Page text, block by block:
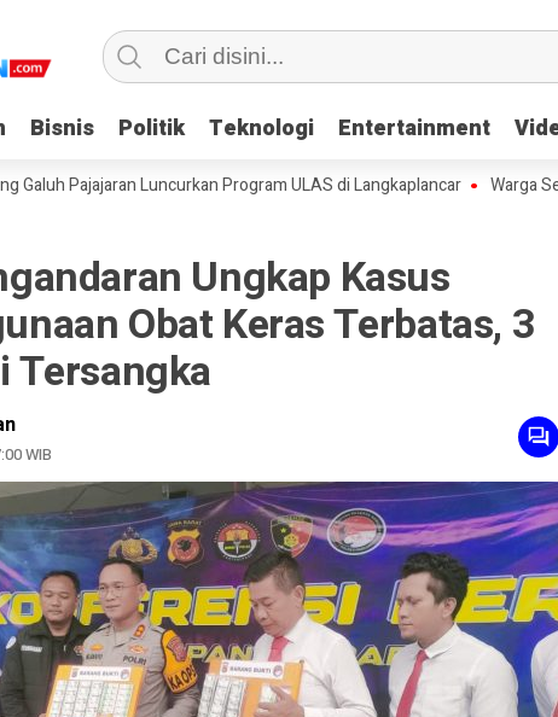
Bisnis Politik Teknologi Entertainment
Bisnis Politik Teknologi Entertainment
Luncurkan Program ULAS di Langkaplancar Warga Sekitar
Ungkap Kasus
Obat Keras Terbatas, 3
Tersangka
WIB